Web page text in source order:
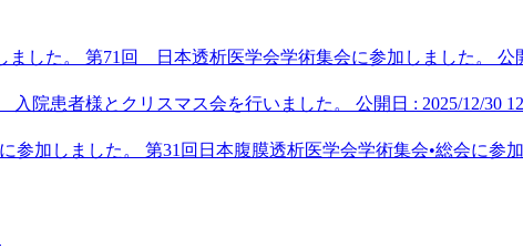
第71回 日本透析医学会学術集会に参加しました。 公
入院患者様とクリスマス会を行いました。
公開日 : 2025/12/30
第31回日本腹膜透析医学会学術集会•総会に参加